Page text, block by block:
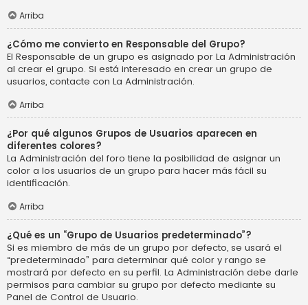
Arriba
¿Cómo me convierto en Responsable del Grupo?
El Responsable de un grupo es asignado por La Administración
al crear el grupo. Si está interesado en crear un grupo de
usuarios, contacte con La Administración.
Arriba
¿Por qué algunos Grupos de Usuarios aparecen en
diferentes colores?
La Administración del foro tiene la posibilidad de asignar un
color a los usuarios de un grupo para hacer más fácil su
identificación.
Arriba
¿Qué es un “Grupo de Usuarios predeterminado”?
Si es miembro de más de un grupo por defecto, se usará el
“predeterminado” para determinar qué color y rango se
mostrará por defecto en su perfil. La Administración debe darle
permisos para cambiar su grupo por defecto mediante su
Panel de Control de Usuario.